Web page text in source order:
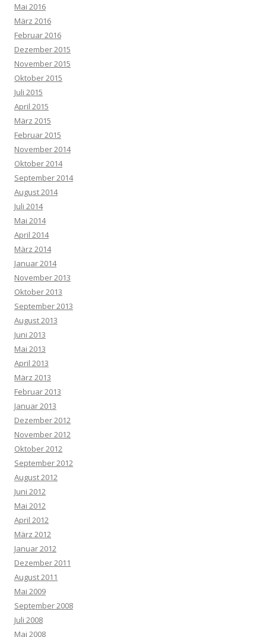
Mai 2016
März 2016
Februar 2016
Dezember 2015
November 2015
Oktober 2015
Juli 2015
April 2015
März 2015
Februar 2015
November 2014
Oktober 2014
September 2014
August 2014
Juli 2014
Mai 2014
April 2014
März 2014
Januar 2014
November 2013
Oktober 2013
September 2013
August 2013
Juni 2013
Mai 2013
April 2013
März 2013
Februar 2013
Januar 2013
Dezember 2012
November 2012
Oktober 2012
September 2012
August 2012
Juni 2012
Mai 2012
April 2012
März 2012
Januar 2012
Dezember 2011
August 2011
Mai 2009
September 2008
Juli 2008
Mai 2008